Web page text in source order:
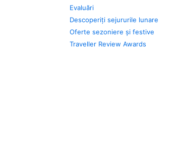
Evaluări
Descoperiți sejururile lunare
Oferte sezoniere și festive
Traveller Review Awards